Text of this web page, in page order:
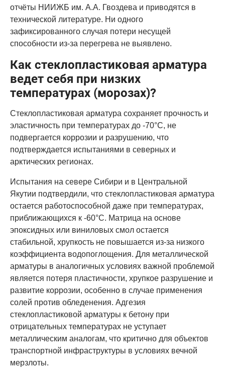
отчёты НИИЖБ им. А.А. Гвоздева и приводятся в
технической литературе. Ни одного
зафиксированного случая потери несущей
способности из-за перегрева не выявлено.
Как стеклопластиковая арматура
ведет себя при низких
температурах (морозах)?
Стеклопластиковая арматура сохраняет прочность и
эластичность при температурах до -70°C, не
подвергается коррозии и разрушению, что
подтверждается испытаниями в северных и
арктических регионах.
Испытания на севере Сибири и в Центральной
Якутии подтвердили, что стеклопластиковая арматура
остается работоспособной даже при температурах,
приближающихся к -60°C. Матрица на основе
эпоксидных или виниловых смол остается
стабильной, хрупкость не повышается из-за низкого
коэффициента водопоглощения. Для металлической
арматуры в аналогичных условиях важной проблемой
является потеря пластичности, хрупкое разрушение и
развитие коррозии, особенно в случае применения
солей против обледенения. Адгезия
стеклопластиковой арматуры к бетону при
отрицательных температурах не уступает
металлическим аналогам, что критично для объектов
транспортной инфраструктуры в условиях вечной
мерзлоты.